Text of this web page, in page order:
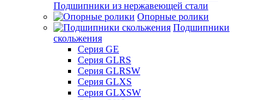
Подшипники из нержавеющей стали
Опорные ролики
Подшипники
скольжения
Серия GE
Серия GLRS
Серия GLRSW
Серия GLXS
Серия GLXSW